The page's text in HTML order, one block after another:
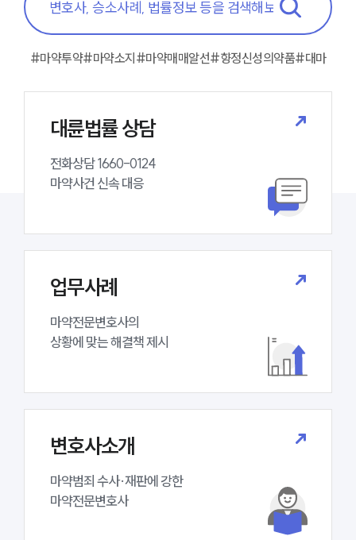
대륜의 강점
오시는 길
글로벌 파트너 로펌
AI대륜
업무사례
마약 법률정보
법률지식인
마약팀 업무
구성원 소개
마약전문변호사
#마약투약#마약소지 #마약매매알선#향정신성의약품#대마
대륜법률 상담
전화상담 1660-0124
마약사건 신속 대응
업무사례
마약전문변호사의
상황에 맞는 해결책 제시
변호사소개
마약범죄 수사·재판에 강한
마약전문변호사